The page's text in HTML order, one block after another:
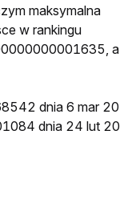
maksymalna
w rankingu
a
dnia 6 mar
dnia 24 lut